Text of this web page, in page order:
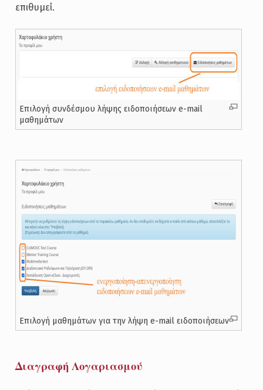
επιθυμεί.
Επιλογή συνδέσμου λήψης ειδοποιήσεων e-mail
μαθημάτων
Επιλογή μαθημάτων για την λήψη e-mail ειδοποιήσεων
Διαγραφή Λογαριασμού